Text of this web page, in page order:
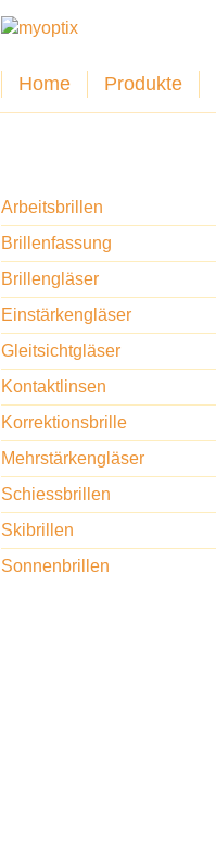
Home Produkte
Arbeitsbrillen
Brillenfassung
Brillengläser
Einstärkengläser
Gleitsichtgläser
Kontaktlinsen
Korrektionsbrille
Mehrstärkengläser
Schiessbrillen
Skibrillen
Sonnenbrillen